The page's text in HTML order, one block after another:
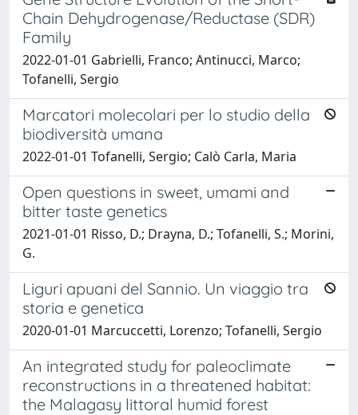
Chain Dehydrogenase/Reductase (SDR)
Family
2022-01-01 Gabrielli, Franco; Antinucci, Marco;
Tofanelli, Sergio
Marcatori molecolari per lo studio della
biodiversità umana
2022-01-01 Tofanelli, Sergio; Calò Carla, Maria
Open questions in sweet, umami and
bitter taste genetics
2021-01-01 Risso, D.; Drayna, D.; Tofanelli, S.; Morini,
G.
Liguri apuani del Sannio. Un viaggio tra
storia e genetica
2020-01-01 Marcuccetti, Lorenzo; Tofanelli, Sergio
An integrated study for paleoclimate
reconstructions in a threatened habitat:
the Malagasy littoral humid forest